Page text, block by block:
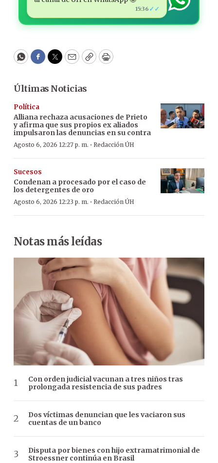
15:36 ✓✓
WhatsApp
Facebook
Twitter
EmailCopyPrint
Últimas Noticias
Política
Alliana rechaza acusaciones de Prieto
y afirma que sus propios ex aliados
impulsaron las denuncias en su contra
Agosto 6, 2026 12:27 p. m. · Redacción ÚH
Sucesos
Condenan a procesado por el caso de
los detergentes de oro
Agosto 6, 2026 12:23 p. m. · Redacción ÚH
Notas más leídas
Con orden judicial vacunan a tres niños tras
prolongada resistencia de sus padres
Dos víctimas denuncian que les vaciaron sus
cuentas de un banco
Disputa por bienes con hijo extramatrimonial de
Stroessner continúa en Brasil